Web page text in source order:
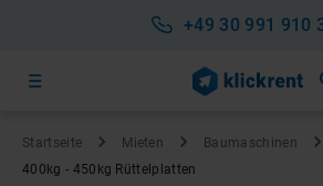
+49 30 991 910
Startseite Mieten Baumaschinen
400kg - 450kg Rüttelplatten